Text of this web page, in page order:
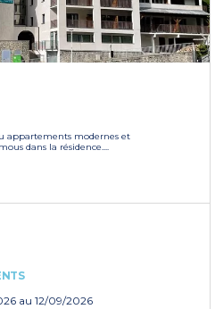
appartements modernes et
dans la résidence....
au 12/09/2026